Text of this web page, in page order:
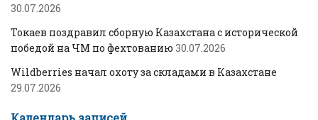
30.07.2026
Токаев поздравил сборную Казахстана с исторической
победой на ЧМ по фехтованию 30.07.2026
Wildberries начал охоту за складами в Казахстане
29.07.2026